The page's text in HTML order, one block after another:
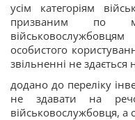
усім категоріям
призваним по
особистого
звільненні не
додано до переліку
не здавати на
військовослужбовця, а